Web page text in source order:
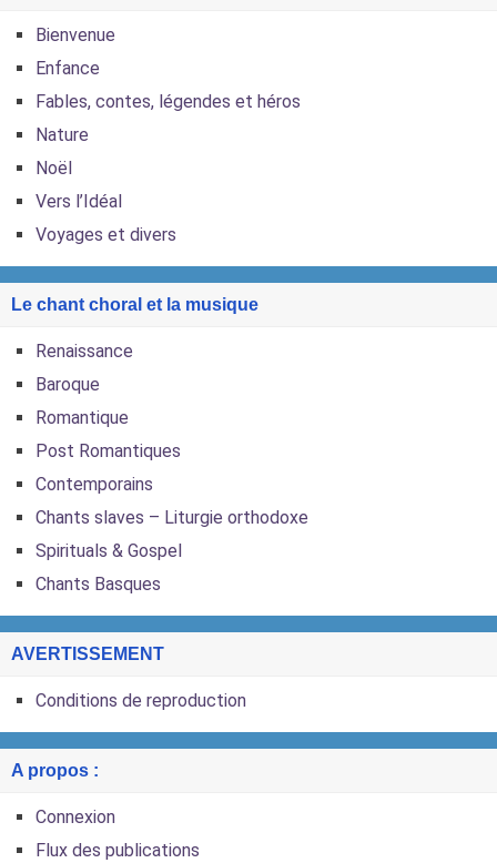
Bienvenue
Enfance
Fables, contes, légendes et héros
Nature
Noël
Vers l’Idéal
Voyages et divers
Le chant choral et la musique
Renaissance
Baroque
Romantique
Post Romantiques
Contemporains
Chants slaves – Liturgie orthodoxe
Spirituals & Gospel
Chants Basques
AVERTISSEMENT
Conditions de reproduction
A propos :
Connexion
Flux des publications